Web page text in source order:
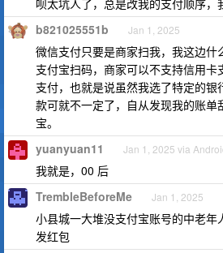
呗太坑人了，总是改我的支付顺序，
b821025551b Jan 1, 2025
微信支付只要是商家扫我，我这边什
支付宝扫码，商家可以不支持信用
支付，也就是说虽然我选了特定的
款可就不一定了，自从发现我的账单
宝。
yuanyuan11 Jan 1, 2025 via
我就是，00 后
TrembleBeforeMe Jan 1, 2025
小县城一大堆没支付宝账号的中老
发红包